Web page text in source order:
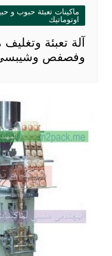
ماكينات تعبئة حبوب و
اوتوماتيك
آلة تعبئة
وفصفص